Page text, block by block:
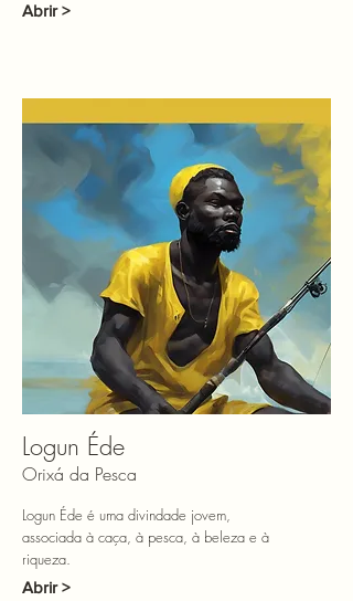
Abrir >
Logun Éde
Orixá da Pesca
Logun Éde é uma divindade jovem,
associada à caça, à pesca, à beleza e à
riqueza.
Abrir >